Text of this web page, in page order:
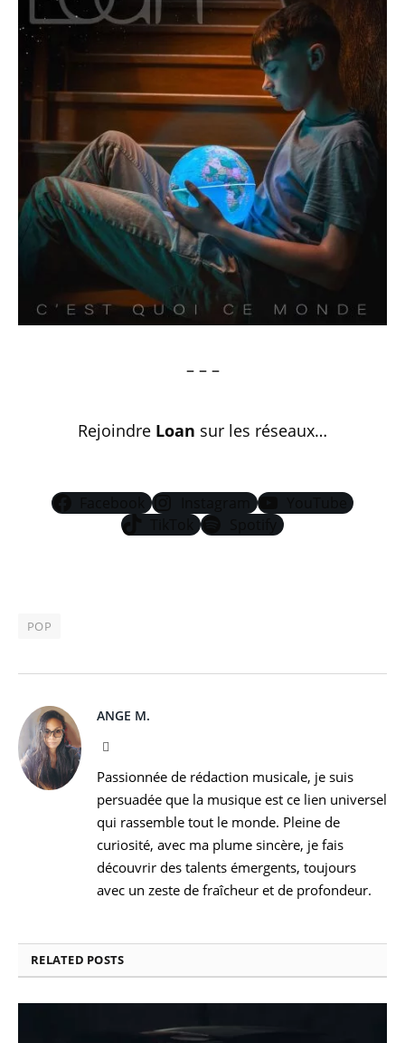
– – –
Rejoindre Loan sur les réseaux…
POP
ANGE M.
Passionnée de rédaction musicale, je suis
persuadée que la musique est ce lien universel
qui rassemble tout le monde. Pleine de
curiosité, avec ma plume sincère, je fais
découvrir des talents émergents, toujours
avec un zeste de fraîcheur et de profondeur.
RELATED POSTS